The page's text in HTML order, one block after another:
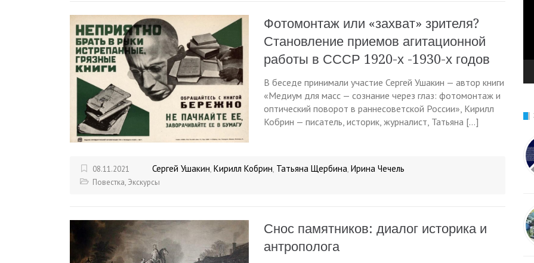
Фотомонтаж или «захват» зрителя?
Становление приемов агитационной
работы в СССР 1920-х -1930-х годов
В беседе принимали участие Сергей Ушакин — автор книги
«Медиум для масс — сознание через глаз: фотомонтаж и
оптический поворот в раннесоветской России», Кирилл
Кобрин — писатель, историк, журналист, Татьяна […]
08.11.2021 Сергей Ушакин, Кирилл Кобрин, Татьяна Щербина, Ирина Чечель
Повестка, Экскурсы
Снос памятников: диалог историка и
антрополога